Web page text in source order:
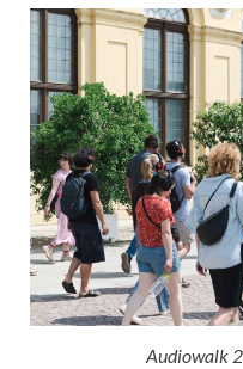
Audiowalk